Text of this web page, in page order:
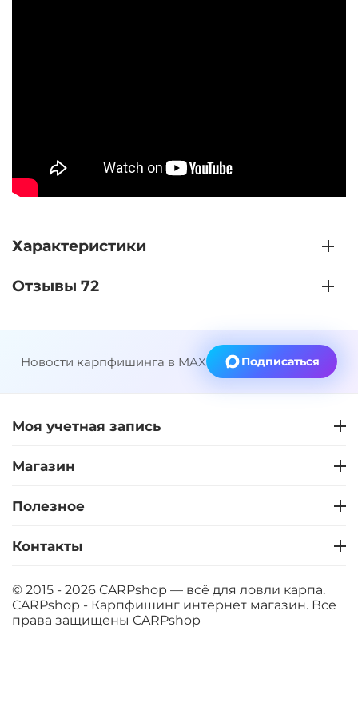
Характеристики
Отзывы 72
Новости карпфишинга в MAX Подписаться
Моя учетная запись
Магазин
Полезное
Контакты
© 2015 - 2026 CARPshop — всё для ловли карпа.
CARPshop - Карпфишинг интернет магазин. Все
права защищены CARPshop